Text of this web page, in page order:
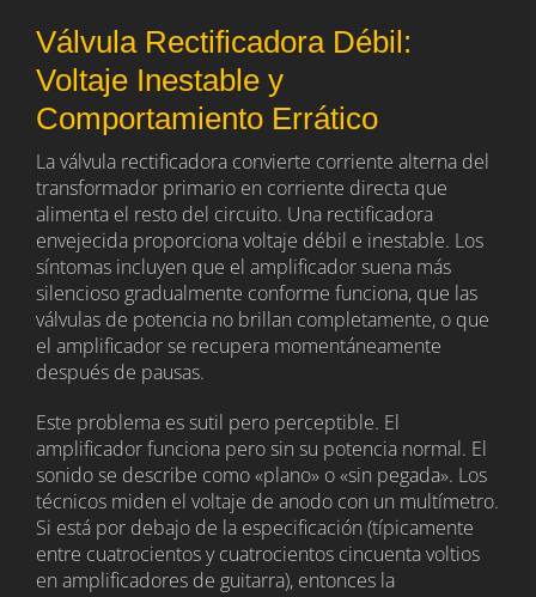
Válvula Rectificadora Débil:
Voltaje Inestable y
Comportamiento Errático
La válvula rectificadora convierte corriente alterna del
transformador primario en corriente directa que
alimenta el resto del circuito. Una rectificadora
envejecida proporciona voltaje débil e inestable. Los
síntomas incluyen que el amplificador suena más
silencioso gradualmente conforme funciona, que las
válvulas de potencia no brillan completamente, o que
el amplificador se recupera momentáneamente
después de pausas.
Este problema es sutil pero perceptible. El
amplificador funciona pero sin su potencia normal. El
sonido se describe como «plano» o «sin pegada». Los
técnicos miden el voltaje de anodo con un multímetro.
Si está por debajo de la especificación (típicamente
entre cuatrocientos y cuatrocientos cincuenta voltios
en amplificadores de guitarra), entonces la